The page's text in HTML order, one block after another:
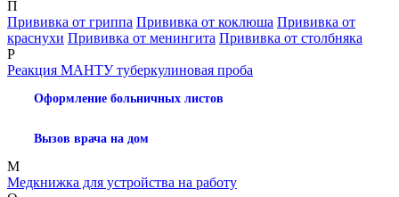
П
Прививка от гриппа Прививка от коклюша Прививка от
краснухи Прививка от менингита Прививка от столбняка
Р
Реакция МАНТУ туберкулиновая проба
Оформление больничных листов
Вызов врача на дом
М
Медкнижка для устройства на работу